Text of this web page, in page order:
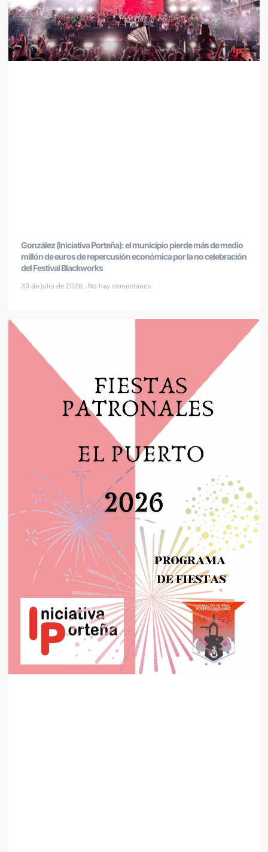
González (Iniciativa Porteña): el municipio pierde más de medio
millón de euros de repercusión económica por la no celebración
del Festival Blackworks
30 de julio de 2026 No hay comentarios